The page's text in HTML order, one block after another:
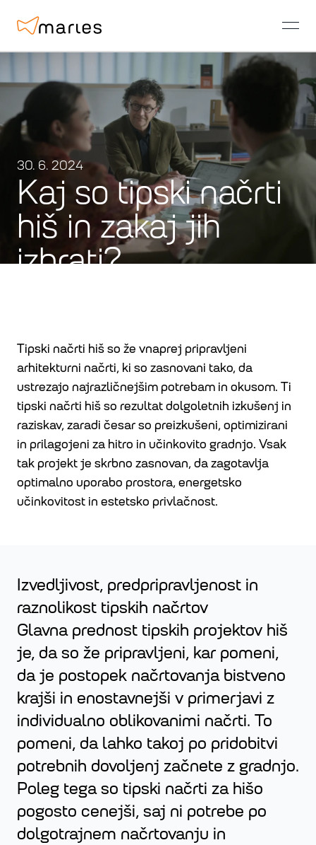
30. 6. 2024
Kaj so tipski načrti
hiš in zakaj jih
izbrati?
Tipski načrti hiš so že vnaprej pripravljeni
arhitekturni načrti, ki so zasnovani tako, da
ustrezajo najrazličnejšim potrebam in okusom. Ti
tipski načrti hiš so rezultat dolgoletnih izkušenj in
raziskav, zaradi česar so preizkušeni, optimizirani
in prilagojeni za hitro in učinkovito gradnjo. Vsak
tak projekt je skrbno zasnovan, da zagotavlja
optimalno uporabo prostora, energetsko
učinkovitost in estetsko privlačnost.
Izvedljivost, predpripravljenost in
raznolikost tipskih načrtov
Glavna prednost tipskih projektov hiš
je, da so že pripravljeni, kar pomeni,
da je postopek načrtovanja bistveno
krajši in enostavnejši v primerjavi z
individualno oblikovanimi načrti. To
pomeni, da lahko takoj po pridobitvi
potrebnih dovoljenj začnete z gradnjo.
Poleg tega so tipski načrti za hišo
pogosto cenejši, saj ni potrebe po
dolgotrajnem načrtovanju in